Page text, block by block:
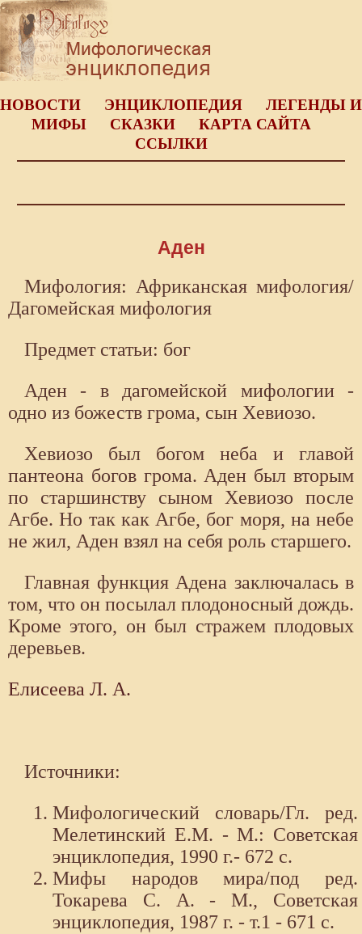
НОВОСТИ ЭНЦИКЛОПЕДИЯ
ЛЕГЕНДЫ И
МИФЫ
СКАЗКИ
КАРТА САЙТА
ССЫЛКИ
Аден
Мифология: Африканская мифология/
Дагомейская мифология
Предмет статьи: бог
Аден - в дагомейской мифологии -
одно из божеств грома, сын Хевиозо.
Хевиозо был богом неба и главой
пантеона богов грома. Аден был вторым
по старшинству сыном Хевиозо после
Агбе. Но так как Агбе, бог моря, на небе
не жил, Аден взял на себя роль старшего.
Главная функция Адена заключалась в
том, что он посылал плодоносный дождь.
Кроме этого, он был стражем плодовых
деревьев.
Елисеева Л. А.
Источники:
Мифологический словарь/Гл. ред.
Мелетинский Е.М. - М.: Советская
энциклопедия, 1990 г.- 672 с.
Мифы народов мира/под ред.
Токарева С. А. - М., Советская
энциклопедия, 1987 г. - т.1 - 671 с.